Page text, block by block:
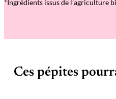
N
r
*Ingrédients issus de l’agriculture
Ces pépites